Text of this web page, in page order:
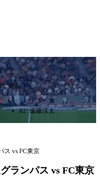
FC東京
82’ 遠藤渓太
ス vs FC東京
ランパス vs FC東京